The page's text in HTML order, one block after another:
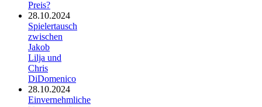
Preis?
28.10.2024
Spielertausch
zwischen
Jakob
Lilja und
Chris
DiDomenico
28.10.2024
Einvernehmliche